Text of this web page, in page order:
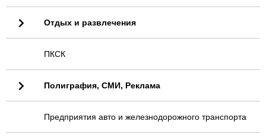
Отдых и развлечения
ПКСК
Полиграфия, СМИ, Реклама
Предприятия авто и железнодорожного транспорта